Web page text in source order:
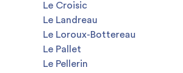
Le Croisic
Le Landreau
Le Loroux-Bottereau
Le Pallet
Le Pellerin